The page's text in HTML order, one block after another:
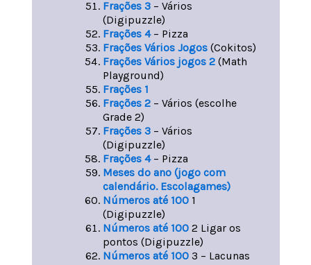
Frações 3 – Vários
(Digipuzzle)
Frações 4– Pizza
Frações Vários Jogos (Cokitos)
Frações Vários jogos 2 (Math
Playground)
Frações 1
Frações 2 – Vários (escolhe
Grade 2)
Frações 3 – Vários
(Digipuzzle)
Frações 4– Pizza
Meses do ano (jogo com
calendário. Escolagames)
Números até 1001
(Digipuzzle)
Números até 1002 Ligar os
pontos (Digipuzzle)
Números até 100 3 – Lacunas